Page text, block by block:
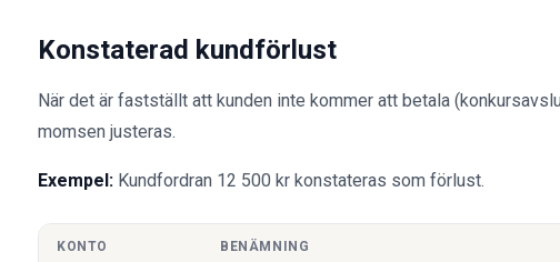
Konstaterad kundförlust
När det är fastställt att kunden inte kommer att betala
momsen justeras.
Exempel: Kundfordran 12 500 kr konstateras som förlust.
KONTO BENÄMNING